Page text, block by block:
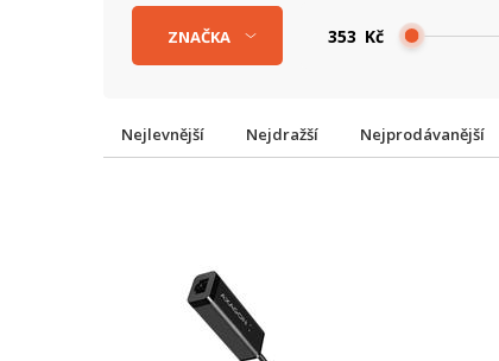
Kč
ZNAČKA
Nejlevnější Nejdražší Nejprodávanější